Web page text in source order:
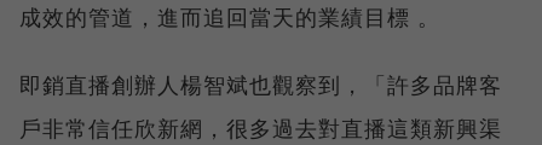
成效的管道，進而追回當天的業績目標 。
即銷直播創辦人楊智斌也觀察到，「許多品牌客
戶非常信任欣新網，很多過去對直播這類新興渠